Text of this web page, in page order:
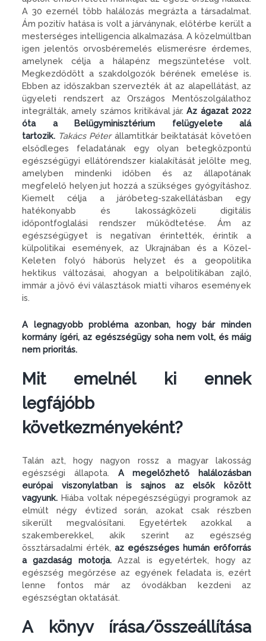
A 30 ezernél több halálozás megrázta a társadalmat.
Ám pozitív hatása is volt a járványnak, előtérbe került a
mesterséges intelligencia alkalmazása. A közelmúltban
igen jelentős orvosbéremelés elismerésre érdemes,
amelynek célja a hálapénz megszüntetése volt.
Megkezdődött a szakdolgozók bérének emelése is.
Ebben az időszakban szervezték át az alapellátást, az
ügyeleti rendszert az Országos Mentőszolgálathoz
integrálták, amely számos kritikával jár.Az ágazat 2022
óta a Belügyminisztérium felügyelete alá
tartozik. Takács Péterállamtitkár beiktatását követően
elsődleges feladatának egy olyan betegközpontú
egészségügyi ellátórendszer kialakítását jelölte meg,
amelyben mindenki időben és az állapotának
megfelelő helyen jut hozzá a szükséges gyógyításhoz.
Kiemelt célja a járóbeteg-szakellátásban egy
hatékonyabb és lakosságközeli digitális
időpontfoglalási rendszer működtetése. Ám az
egészségügyet is negatívan érintették, érintik a
külpolitikai események, az Ukrajnában és a Közel-
Keleten folyó háborús helyzet és a geopolitika
hektikus változásai, ahogyan a belpolitikában zajló,
immár a jövő évi választások miatti viharos események
is.
A legnagyobb probléma azonban, hogy bár minden
kormány ígéri, az egészségügy soha nem volt, és máig
nem prioritás.
Mit emelnél ki ennek
legfájóbb
következményeként?
Talán azt, hogy nagyon rossz a magyar lakosság
egészségi állapota. A megelőzhető halálozásban
európai viszonylatban is sajnos az elsők között
vagyunk. Hiába voltak népegészségügyi programok az
elmúlt négy évtized során, azokat csak részben
sikerült megvalósítani. Egyetértek azokkal a
szakemberekkel, akik szerint az egészség
össztársadalmi érték, az egészséges humán erőforrás
a gazdaság motorja.Azzal is egyetértek, hogy az
egészség megőrzése az egyének feladata is, ezért
lenne fontos már az óvodákban kezdeni az
egészségtan oktatását.
A könyv írása/összeállítása